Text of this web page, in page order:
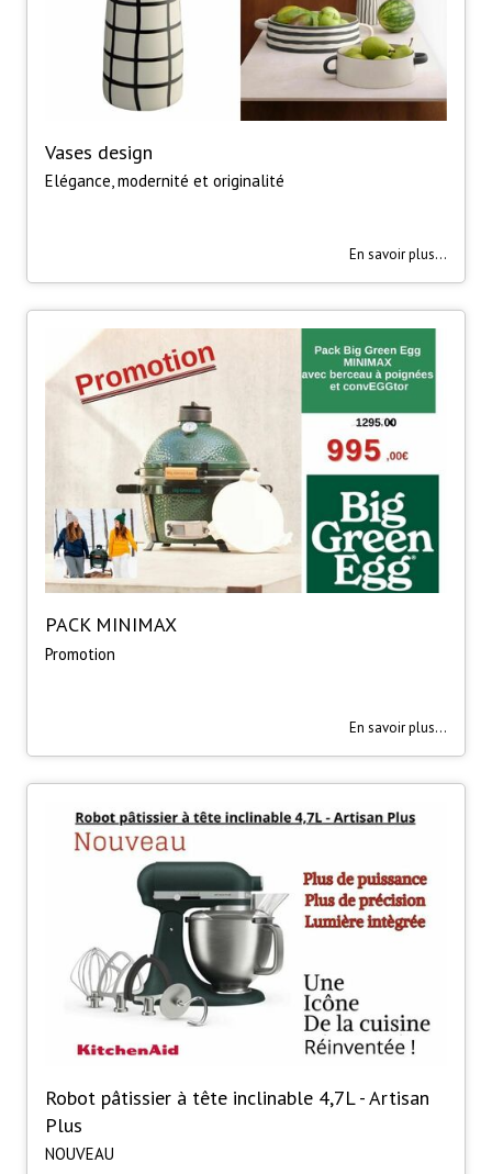
Vases design
Elégance, modernité et originalité
En savoir plus...
PACK MINIMAX
Promotion
En savoir plus...
Robot pâtissier à tête inclinable 4,7L - Artisan
Plus
NOUVEAU